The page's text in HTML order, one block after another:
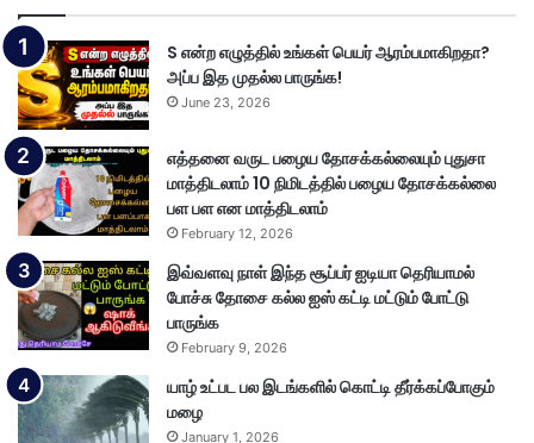
S என்ற எழுத்தில் உங்கள் பெயர் ஆரம்பமாகிறதா?
அப்ப இத முதல்ல பாருங்க!
June 23, 2026
எத்தனை வருட பழைய தோசக்கல்லையும் புதுசா
மாத்திடலாம் 10 நிமிடத்தில் பழைய தோசக்கல்லை
பள பள என மாத்திடலாம்
February 12, 2026
இவ்வளவு நாள் இந்த சூப்பர் ஐடியா தெரியாமல்
போச்சு தோசை கல்ல ஐஸ் கட்டி மட்டும் போட்டு
பாருங்க
February 9, 2026
யாழ் உட்பட பல இடங்களில் கொட்டி தீர்க்கப்போகும்
மழை
January 1, 2026